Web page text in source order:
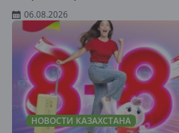
06.08.2026
НОВОСТИ КАЗАХСТАНА